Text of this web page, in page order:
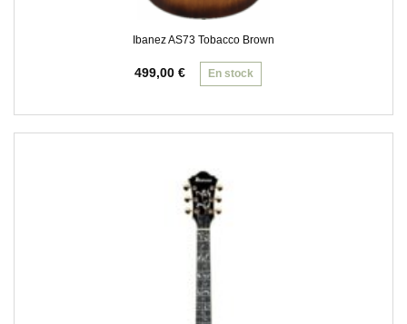
Ibanez AS73 Tobacco Brown
499,00 € En stock